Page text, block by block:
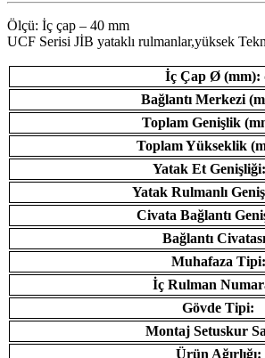
Ölçü: İç çap – 40 mm
UCF Serisi JİB ​​yataklı rulmanlar,yüksek
İç Çap Ø (mm):
Bağlantı Merkezi
Toplam Genişlik
Toplam Yükseklik
Yatak Et
Yatak Rulmanlı
Civata Bağlantı
Bağlantı
Muhafaza Tipi:
İç Rulman
Gövde Tipi:
Montaj Setuskur
Ürün Ağırlığı: